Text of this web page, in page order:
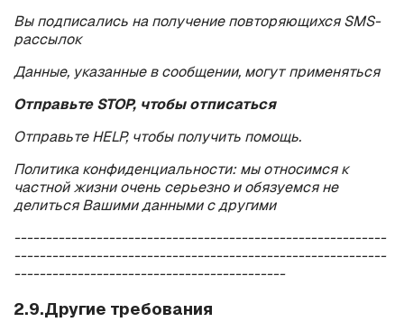
Вы подписались на получение повторяющихсяSMS-
рассылок
Данные, указанные в сообщении, могут применяться
ОтправьтеSTOP, чтобы отписаться
ОтправьтеHELP, чтобы получить помощь.
Политика конфиденциальности: мы относимся к
частной жизни очень серьезно и обязуемся не
делиться Вашими данными с другими
-----------------------------------------------------------
-----------------------------------------------------------
-------------------------------------------
2.9.Другие требования